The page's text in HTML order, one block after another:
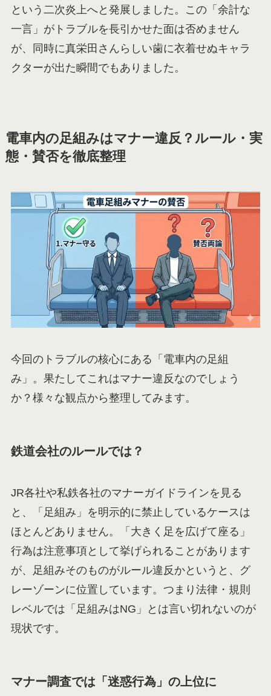
という二次炎上へと発展しました。この「余計な
一言」がトラブルを長引かせた面は否めません
が、同時に真栄田さんらしい歯に衣着せぬキャラ
クターが出た瞬間でもありました。
電車内の足組みはマナー違反？ルール・実
態・賛否を徹底整理
今回のトラブルの核心にある「電車内の足組
み」。果たしてこれはマナー違反なのでしょう
か？様々な観点から整理してみます。
鉄道会社のルールでは？
JR各社や私鉄各社のマナーガイドラインを見る
と、「足組み」を明示的に禁止しているケースは
ほとんどありません。「大きく足を広げて座る」
行為は注意事項として挙げられることがあります
が、足組みそのものがルール違反かというと、グ
レーゾーンに位置しています。つまり法律・規則
レベルでは「足組みはNG」とは言い切れないのが
現状です。
マナー調査では「迷惑行為」の上位に